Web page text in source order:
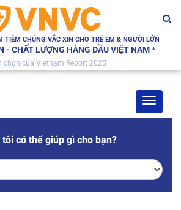
TIÊM CHỦNG VẮC XIN CHO TRẺ EM & NGƯỜI LỚN
- CHẤT LƯỢNG HÀNG ĐẦU VIỆT NAM *
chọn của Vietnam Report 2025
Toggle
tôi có thể giúp gì cho bạn?